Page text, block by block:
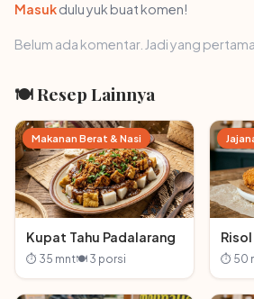
Masukdulu yuk buat komen!
Belum ada komentar. Jadi yang
🍽 Resep Lainnya
Makanan Berat & Nasi
Kupat Tahu Padalarang
⏱ 35 mnt🍽 3 porsi ⏱ 50